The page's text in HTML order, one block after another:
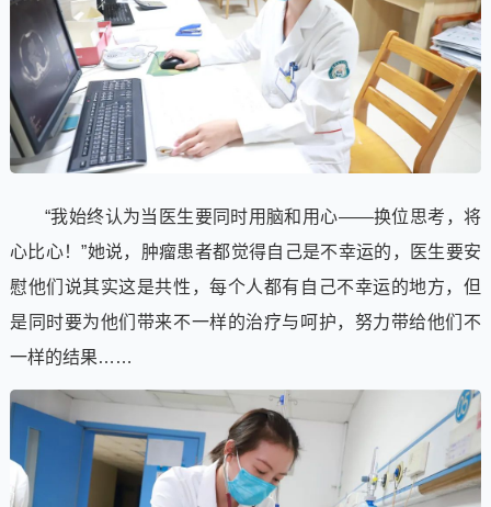
“我始终认为当医生要同时用脑和用心——换位思考，将
心比心！”她说，肿瘤患者都觉得自己是不幸运的，医生要安
慰他们说其实这是共性，每个人都有自己不幸运的地方，但
是同时要为他们带来不一样的治疗与呵护，努力带给他们不
一样的结果……